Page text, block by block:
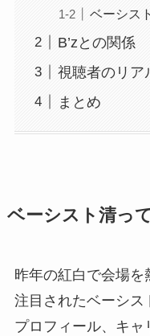
ベーシス
B’zとの関係
視聴者のリア
まとめ
ベーシスト清っ
昨年の紅白で会場を
注目されたベーシス
プロフィール、キャ